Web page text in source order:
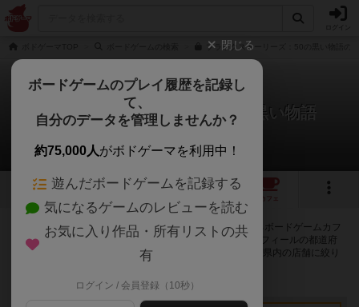
ブラックストーリーズ：50の黒い物語の
ブラックストーリーズ：50の黒い物語
133店のカフェ/スペースが提供中
5 1 15
カフェ
ブラックストーリーズ：50の黒い物語で遊ぶことができるボードゲームカフ
ェ・プレイスペースが133店登録されています。公開プロフィールの都道府
県が設定されたアカウントでログインすると、同じ都道府県内の店舗に絞り
閉じる
ボードゲームのプレイ履歴を記録し
て、
自分のデータを管理しませんか？
約75,000人がボドゲーマを利用中！
遊んだボードゲームを記録する
気になるゲームのレビューを読む
お気に入り作品・所有リストの共
有
ログイン / 会員登録（10秒）